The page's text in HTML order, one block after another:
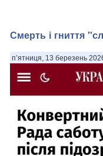
Смерть і гниття
п’ятниця, 13 березень